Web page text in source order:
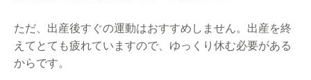
ただ、出産後すぐの運動はおすすめしません。出産を終
えてとても疲れていますので、ゆっくり休む必要がある
からです。